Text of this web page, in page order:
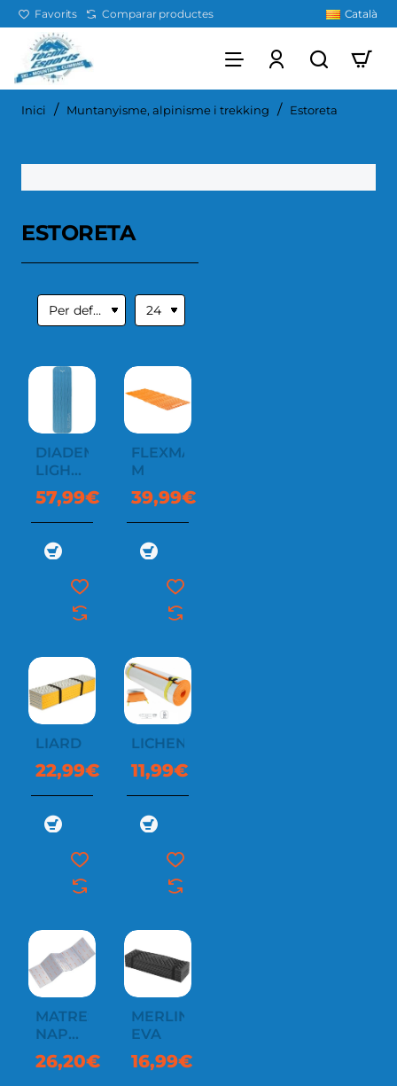
Favorits Comparar productes Català
Inici homeMuntanyisme, alpinisme i trekking Estoreta
ESTORETA
DIADEM
LIGHT
MAT
57,99€
FLEXMAT
M
39,99€
LIARD
22,99€
LICHEN
11,99€
MATRESS
NAP
FOLDABLE
26,20€
MERLIN
EVA
16,99€